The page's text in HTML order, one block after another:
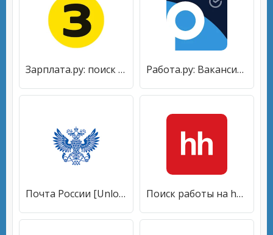
Зарплата.ру: поиск работы и вакансий рядом с домом [Без рекламы] Работа.ру: Вакансии рядом [Без рекламы]
Почта России [Unlocked] Поиск работы на hh. Вакансии рядом с домом [Без рекламы]